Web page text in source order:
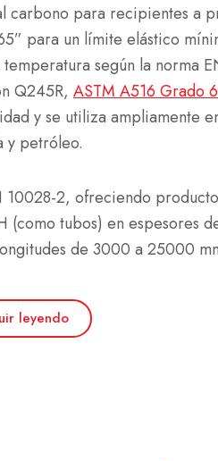
carbono para recipientes a
para un límite elástico
según la norma
Q245R, ASTM A516 Grado
y se utiliza ampliamente
y petróleo.
10028-2, ofreciendo
tubos) en espesores
de 3000 a 25000
leyendo